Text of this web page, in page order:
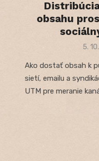
obsahu
5.
Ako dostať obsah k
sietí, emailu a
UTM pre meranie